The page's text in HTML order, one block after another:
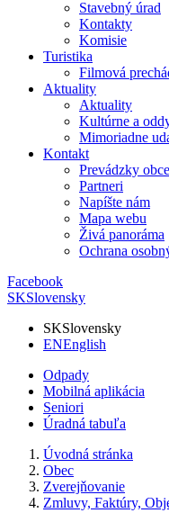
Stavebný úrad
Kontakty
Komisie
Turistika
Filmová
Aktuality
Aktuality
Kultúrne a
Mimoriadne
Kontakt
Prevádzky obce
Partneri
Napíšte nám
Mapa webu
Živá panoráma
Ochrana
Facebook
SKSlovensky
SKSlovensky
ENEnglish
Odpady
Mobilná aplikácia
Seniori
Úradná tabuľa
Úvodná stránka
Obec
Zverejňovanie
Zmluvy, Faktúry,